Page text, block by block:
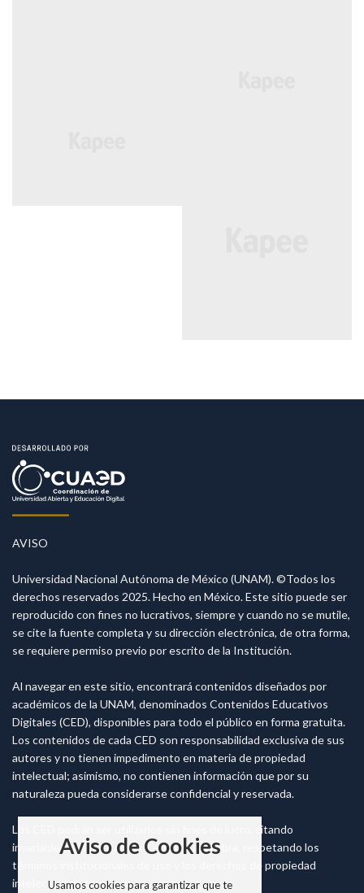
AVISO
Universidad Nacional Autónoma de México (UNAM). ©Todos los
derechos reservados 2025. Hecho en México. Este sitio puede ser
reproducido con fines no lucrativos, siempre y cuando no se mutile,
se cite la fuente completa y su dirección electrónica, de otra forma,
se requiere permiso previo por escrito de la Institución.
Al navegar en este sitio, encontrará contenidos diseñados por
académicos de la UNAM, denominados Contenidos Educativos
Digitales (CED), disponibles para todo el público en forma gratuita.
Los contenidos de cada CED son responsabilidad exclusiva de sus
autores y no tienen impedimento en materia de propiedad
intelectual; asimismo, no contienen información que por su
naturaleza pueda considerarse confidencial y reservada.
Los CED podrán ser utilizarlos sin fines de lucro, citando
invariablemente la fuente y sin alterar la obra, respetando los
términos institucionales de uso y los derechos de propiedad
intelectual de terceros.
Aviso de Cookies
Usamos cookies para garantizar que te